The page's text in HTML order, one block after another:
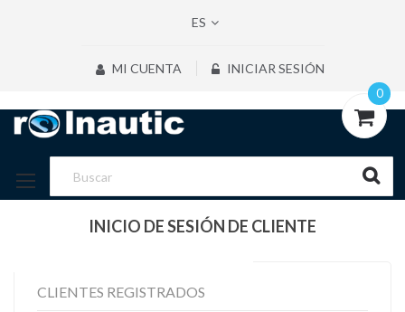
ES
MI CUENTA INICIAR SESIÓN
0
INICIO DE SESIÓN DE CLIENTE
CLIENTES REGISTRADOS